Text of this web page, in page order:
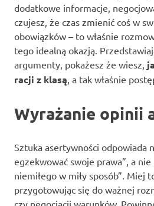
dodatkowe informacje,
czujesz, że czas zmienić coś w
obowiązków – to właśnie
tego idealną okazją.
argumenty, pokażesz że wiesz,
racji z klasą , a tak właśnie
Wyrażanie opinii
Sztuka asertywności odpowiada
egzekwować swoje prawa”, a
niemiłego w miły sposób”. Miej
przygotowując się do ważnej
czy negocjacji warunków.